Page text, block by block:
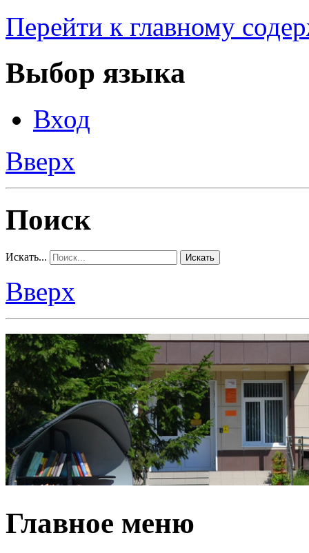
Перейти к главному
Выбор языка
Вход
Вверх
Поиск
Искать... Искать
Вверх
Главное меню